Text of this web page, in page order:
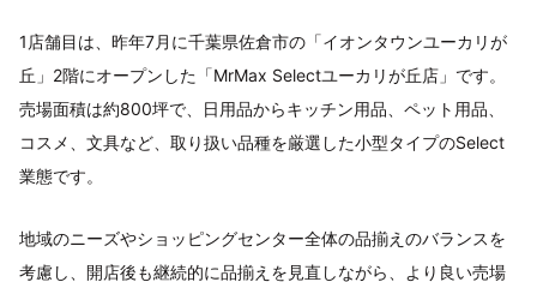
1店舗目は、昨年7月に千葉県佐倉市の「イオンタウンユーカリが
丘」2階にオープンした「MrMax Selectユーカリが丘店」です。
売場面積は約800坪で、日用品からキッチン用品、ペット用品、
コスメ、文具など、取り扱い品種を厳選した小型タイプのSelect
業態です。
地域のニーズやショッピングセンター全体の品揃えのバランスを
考慮し、開店後も継続的に品揃えを見直しながら、より良い売場